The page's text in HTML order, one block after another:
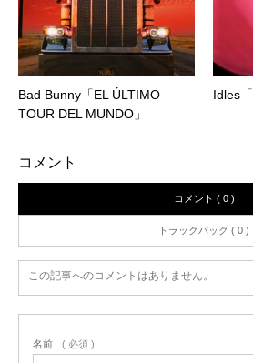
Bad Bunny「EL ÚLTIMO
TOUR DEL MUNDO」
Idles
コメント
コメント ( 0 )
トラックバック ( 0 )
この記事へのコメントはありません。
名前 ( 必須 )